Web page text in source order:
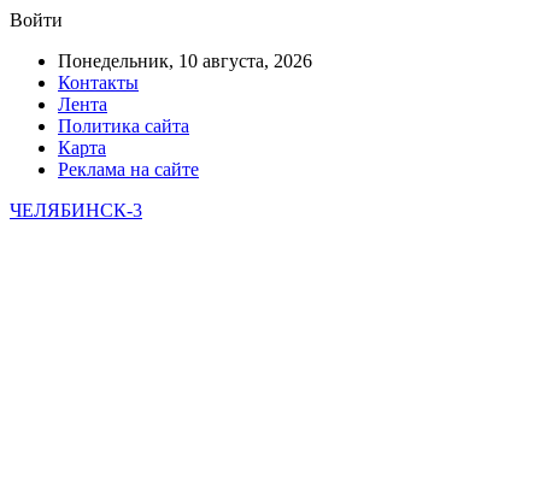
Войти
Понедельник, 10 августа, 2026
Контакты
Лента
Политика сайта
Карта
Реклама на сайте
ЧЕЛЯБИНСК-3